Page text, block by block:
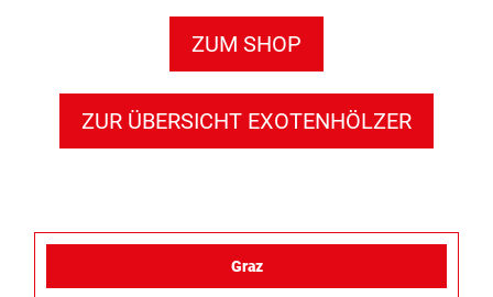
ZUM SHOP
ZUR ÜBERSICHT EXOTENHÖLZER
Graz